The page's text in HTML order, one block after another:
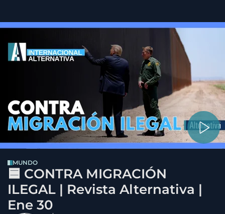
MUNDO
🟦 CONTRA MIGRACIÓN
ILEGAL | Revista Alternativa |
Ene 30